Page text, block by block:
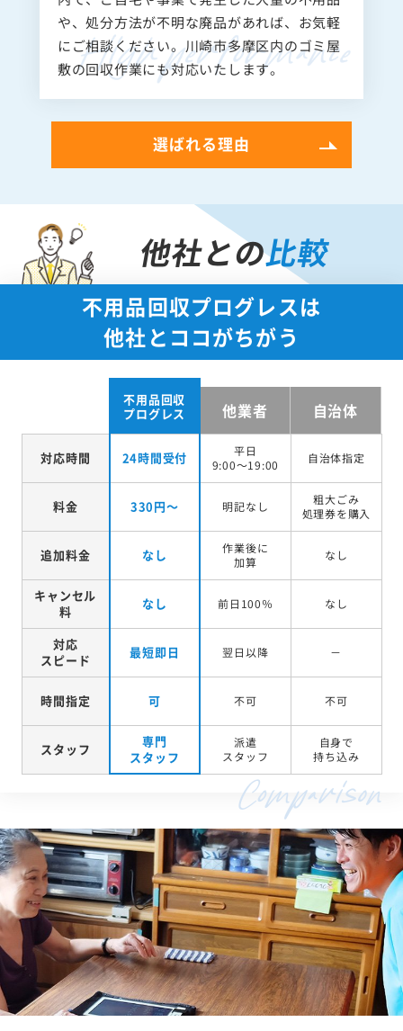
や、処分方法が不明な廃品があれば、お気軽
にご相談ください。川崎市多摩区内のゴミ屋
敷の回収作業にも対応いたします。
選ばれる理由
他社との比較
不用品回収プログレスは
他社とココがちがう
不用品回収
プログレス
他業者 自治体
対応時間 24時間受付
平日
9:00～19:00
自治体指定
料金 330円～ 明記なし
粗大ごみ
処理券を購入
追加料金 なし
作業後に
加算
なし
キャンセル
料
なし 前日100％ なし
対応
スピード
最短即日 翌日以降 －
時間指定 可 不可 不可
スタッフ
専門
スタッフ
派遣
スタッフ
自身で
持ち込み